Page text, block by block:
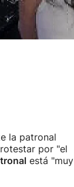
la patronal
por "el
está "muy